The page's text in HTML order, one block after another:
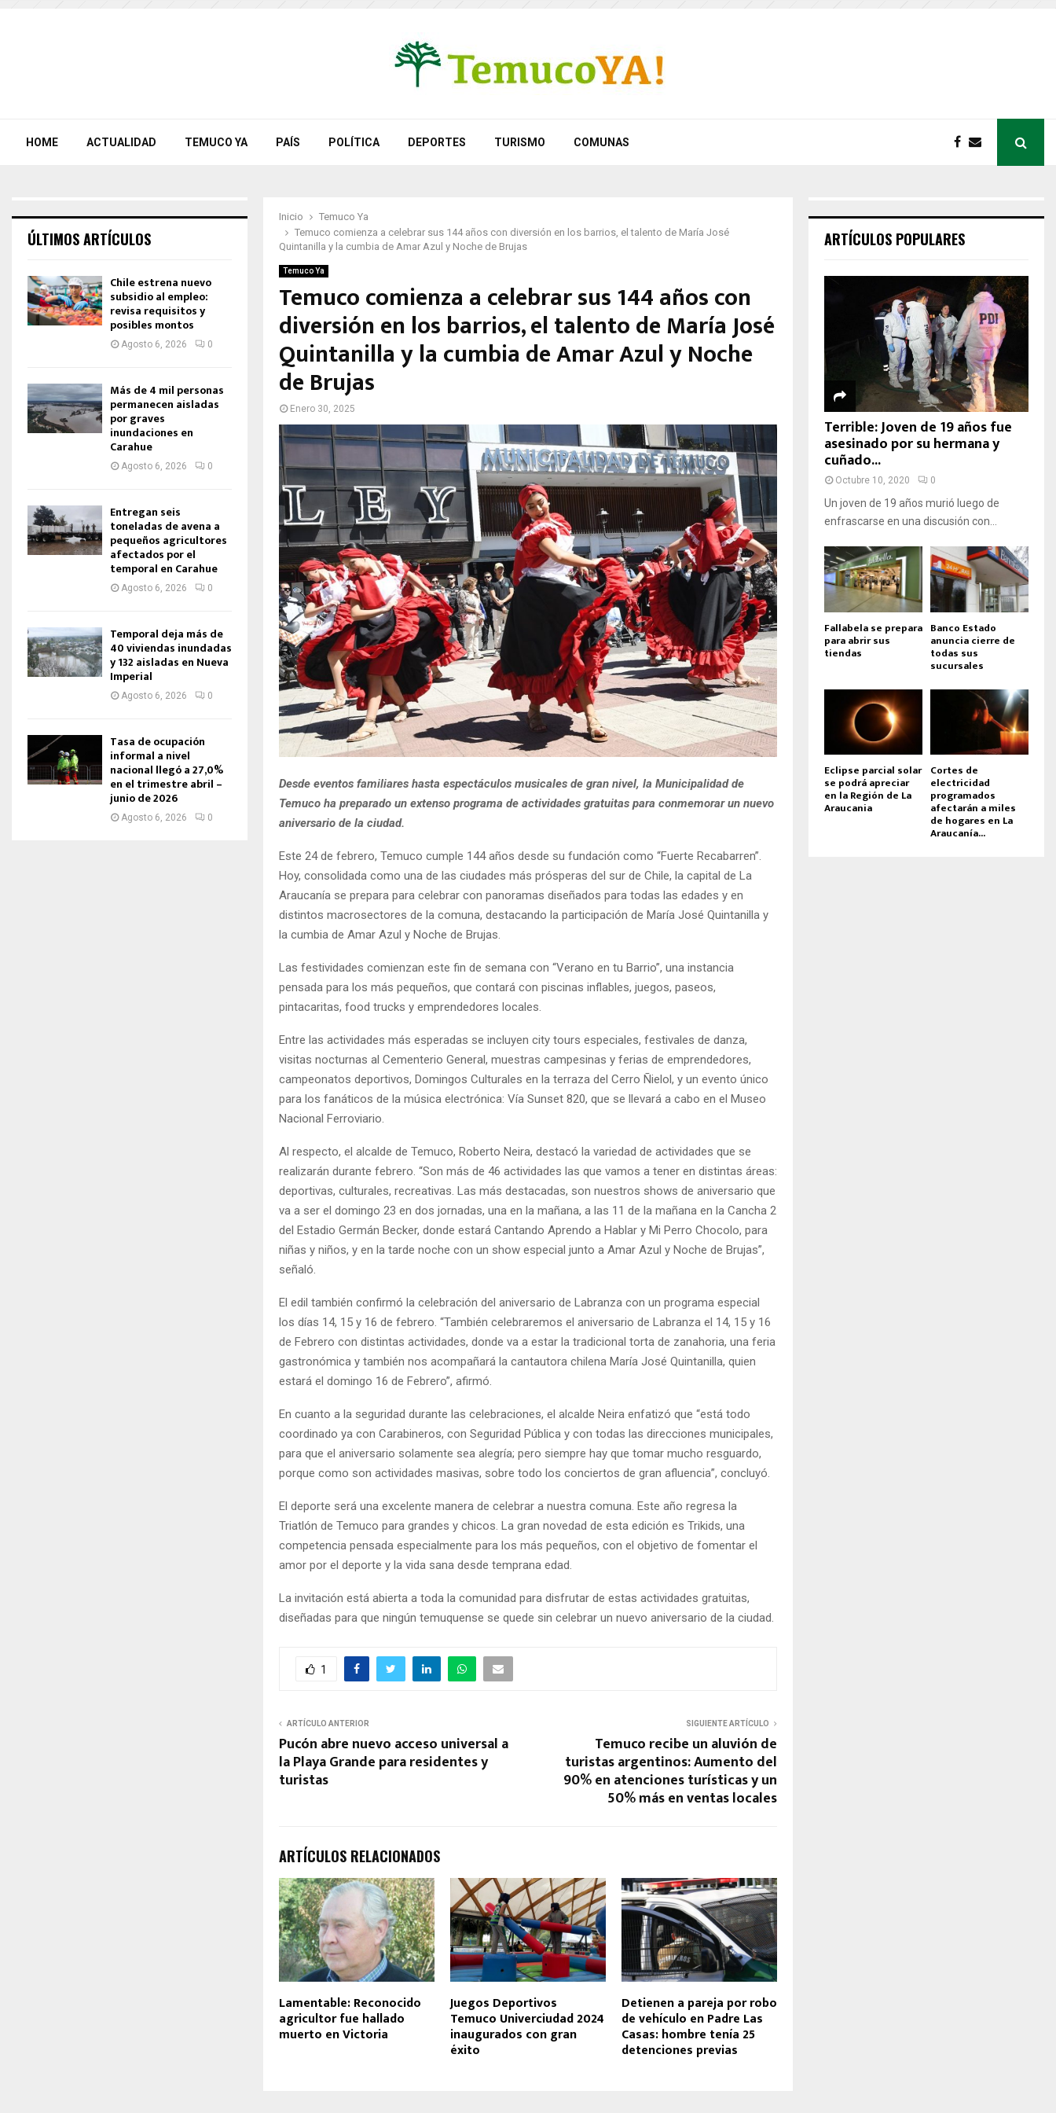
HOME ACTUALIDAD TEMUCO YA PAÍS POLÍTICA DEPORTES TURISMO COMUNAS
Inicio
Temuco Ya
Temuco comienza a celebrar sus 144 años con diversión en los barrios, el talento de María José
Quintanilla y la cumbia de Amar Azul y Noche de Brujas
Temuco Ya
Temuco comienza a celebrar sus 144 años con
diversión en los barrios, el talento de María José
Quintanilla y la cumbia de Amar Azul y Noche
de Brujas
Enero 30, 2025
Desde eventos familiares hasta espectáculos musicales de gran nivel, la Municipalidad de
Temuco ha preparado un extenso programa de actividades gratuitas para conmemorar un nuevo
aniversario de la ciudad.
Este 24 de febrero, Temuco cumple 144 años desde su fundación como “Fuerte Recabarren”.
Hoy, consolidada como una de las ciudades más prósperas del sur de Chile, la capital de La
Araucanía se prepara para celebrar con panoramas diseñados para todas las edades y en
distintos macrosectores de la comuna, destacando la participación de María José Quintanilla y
la cumbia de Amar Azul y Noche de Brujas.
Las festividades comienzan este fin de semana con “Verano en tu Barrio”, una instancia
pensada para los más pequeños, que contará con piscinas inflables, juegos, paseos,
pintacaritas, food trucks y emprendedores locales.
Entre las actividades más esperadas se incluyen city tours especiales, festivales de danza,
visitas nocturnas al Cementerio General, muestras campesinas y ferias de emprendedores,
campeonatos deportivos, Domingos Culturales en la terraza del Cerro Ñielol, y un evento único
para los fanáticos de la música electrónica: Vía Sunset 820, que se llevará a cabo en el Museo
Nacional Ferroviario.
Al respecto, el alcalde de Temuco, Roberto Neira, destacó la variedad de actividades que se
realizarán durante febrero. “Son más de 46 actividades las que vamos a tener en distintas áreas:
deportivas, culturales, recreativas. Las más destacadas, son nuestros shows de aniversario que
va a ser el domingo 23 en dos jornadas, una en la mañana, a las 11 de la mañana en la Cancha 2
del Estadio Germán Becker, donde estará Cantando Aprendo a Hablar y Mi Perro Chocolo, para
niñas y niños, y en la tarde noche con un show especial junto a Amar Azul y Noche de Brujas”,
señaló.
El edil también confirmó la celebración del aniversario de Labranza con un programa especial
los días 14, 15 y 16 de febrero. “También celebraremos el aniversario de Labranza el 14, 15 y 16
de Febrero con distintas actividades, donde va a estar la tradicional torta de zanahoria, una feria
gastronómica y también nos acompañará la cantautora chilena María José Quintanilla, quien
estará el domingo 16 de Febrero”, afirmó.
En cuanto a la seguridad durante las celebraciones, el alcalde Neira enfatizó que “está todo
coordinado ya con Carabineros, con Seguridad Pública y con todas las direcciones municipales,
para que el aniversario solamente sea alegría; pero siempre hay que tomar mucho resguardo,
porque como son actividades masivas, sobre todo los conciertos de gran afluencia”, concluyó.
El deporte será una excelente manera de celebrar a nuestra comuna. Este año regresa la
Triatlón de Temuco para grandes y chicos. La gran novedad de esta edición es Trikids, una
competencia pensada especialmente para los más pequeños, con el objetivo de fomentar el
amor por el deporte y la vida sana desde temprana edad.
La invitación está abierta a toda la comunidad para disfrutar de estas actividades gratuitas,
diseñadas para que ningún temuquense se quede sin celebrar un nuevo aniversario de la ciudad.
1
ARTÍCULO ANTERIOR
Pucón abre nuevo acceso universal a
la Playa Grande para residentes y
turistas
SIGUIENTE ARTÍCULO
Temuco recibe un aluvión de
turistas argentinos: Aumento del
90% en atenciones turísticas y un
50% más en ventas locales
ARTÍCULOS RELACIONADOS
Lamentable: Reconocido
agricultor fue hallado
muerto en Victoria
Juegos Deportivos
Temuco Univerciudad 2024
inaugurados con gran
éxito
Detienen a pareja por robo
de vehículo en Padre Las
Casas: hombre tenía 25
detenciones previas
ÚLTIMOS ARTÍCULOS
Chile estrena nuevo
subsidio al empleo:
revisa requisitos y
posibles montos
Agosto 6, 2026 0
Más de 4 mil personas
permanecen aisladas
por graves
inundaciones en
Carahue
Agosto 6, 2026 0
Entregan seis
toneladas de avena a
pequeños agricultores
afectados por el
temporal en Carahue
Agosto 6, 2026 0
Temporal deja más de
40 viviendas inundadas
y 132 aisladas en Nueva
Imperial
Agosto 6, 2026 0
Tasa de ocupación
informal a nivel
nacional llegó a 27,0%
en el trimestre abril –
junio de 2026
Agosto 6, 2026 0
ARTÍCULOS POPULARES
Terrible: Joven de 19 años fue
asesinado por su hermana y
cuñado...
Octubre 10, 2020 0
Un joven de 19 años murió luego de
enfrascarse en una discusión con...
Fallabela se prepara
para abrir sus
tiendas
Banco Estado
anuncia cierre de
todas sus
sucursales
Eclipse parcial solar
se podrá apreciar
en la Región de La
Araucania
Cortes de
electricidad
programados
afectarán a miles
de hogares en La
Araucanía...